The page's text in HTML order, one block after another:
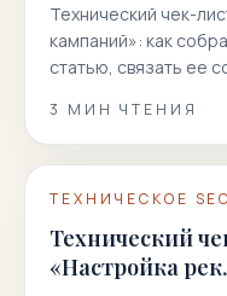
Технический чек-
кампаний»: как
статью, связать ее
3 МИН ЧТЕНИЯ
ТЕХНИЧЕСКОЕ SEO
Технический
«Настройка